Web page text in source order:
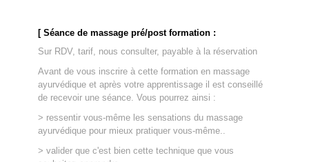
[ Séance de massage pré/post formation :
Sur RDV, tarif, nous consulter, payable à la réservation
Avant de vous inscrire à cette formation en massage
ayurvédique et après votre apprentissage il est conseillé
de recevoir une séance. Vous pourrez ainsi :
> ressentir vous-même les sensations du massage
ayurvédique pour mieux pratiquer vous-même..
> valider que c'est bien cette technique que vous